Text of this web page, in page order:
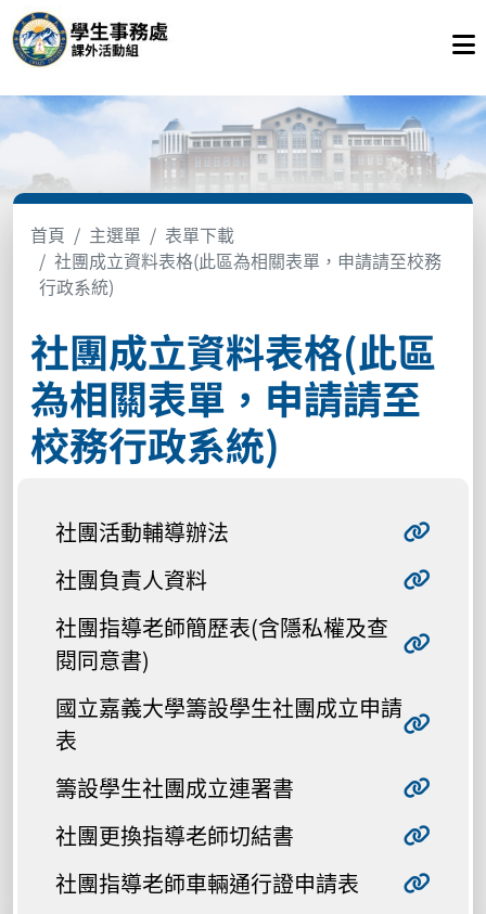
首頁 主選單
表單下載
社團成立資料表格(此區為相關表單，申請請至校務
行政系統)
社團成立資料表格(此區
為相關表單，申請請至
校務行政系統)
社團活動輔導辦法
社團負責人資料
社團指導老師簡歷表(含隱私權及查
閱同意書)
國立嘉義大學籌設學生社團成立申請
表
籌設學生社團成立連署書
社團更換指導老師切結書
社團指導老師車輛通行證申請表